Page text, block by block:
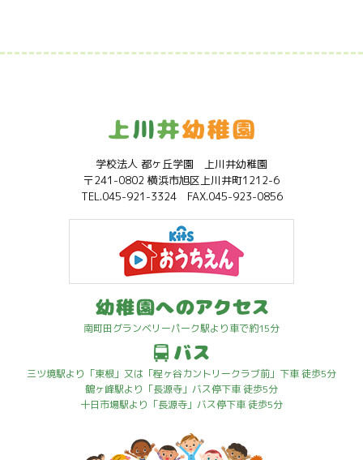
学校法人 都ヶ丘学園 上川井幼稚園
〒241-0802 横浜市旭区上川井町1212-6
TEL.045-921-3324 FAX.045-923-0856
南町田グランベリーパーク駅より車で約15分
三ツ境駅より「東根」又は「程ヶ谷カントリークラブ前」下車 徒歩5分
鶴ヶ峰駅より「長源寺」バス停下車 徒歩5分
十日市場駅より「長源寺」バス停下車 徒歩5分